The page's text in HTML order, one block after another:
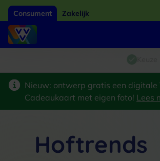
Consument Zakelijk
Nieuw: ontwerp gratis een digitale
Cadeaukaart met eigen foto! Lees
Hoftrends